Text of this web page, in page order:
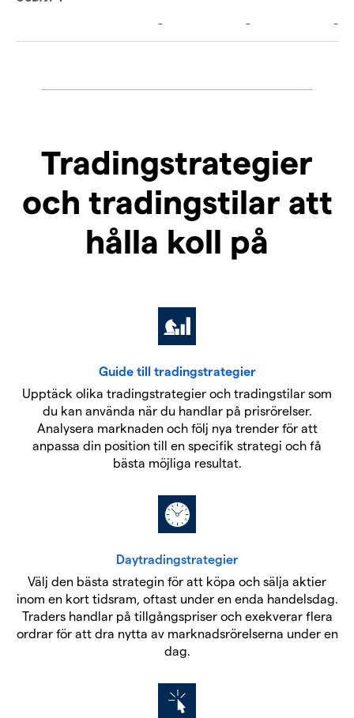
Tradingstrategier
och tradingstilar att
hålla koll på
Guide till tradingstrategier
Upptäck olika tradingstrategier och tradingstilar som
du kan använda när du handlar på prisrörelser.
Analysera marknaden och följ nya trender för att
anpassa din position till en specifik strategi och få
bästa möjliga resultat.
Daytradingstrategier
Välj den bästa strategin för att köpa och sälja aktier
inom en kort tidsram, oftast under en enda handelsdag.
Traders handlar på tillgångspriser och exekverar flera
ordrar för att dra nytta av marknadsrörelserna under en
dag.